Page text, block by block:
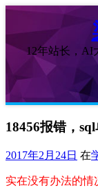
12年站长，AI
18456报错，
2017年2月24日 在
实在没有办法的情